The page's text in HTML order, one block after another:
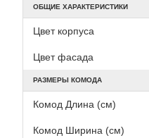
ОБЩИЕ ХАРАКТЕРИСТИКИ
Цвет корпуса
Цвет фасада
РАЗМЕРЫ КОМОДА
Комод Длина (см)
Комод Ширина (см)